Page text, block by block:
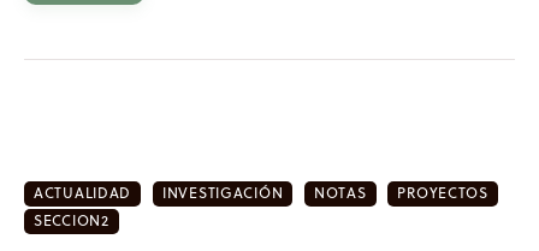
ACTUALIDAD INVESTIGACIÓN NOTAS
PROYECTOS
SECCION2